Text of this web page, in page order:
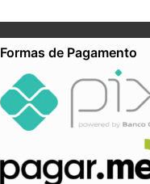
Formas de Pagamento